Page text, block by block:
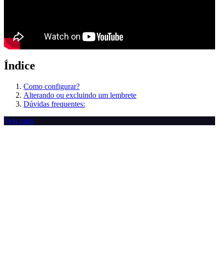
Índice
Como configurar?
Alterando ou excluindo um lembrete
Dúvidas frequentes:
Veja mais